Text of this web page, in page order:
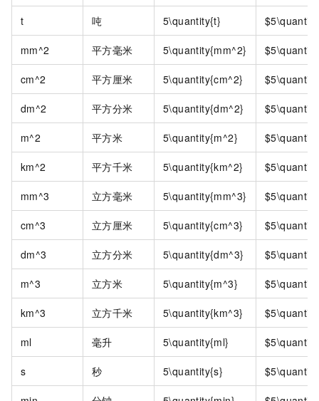
t 吨 5\quantity{t}
mm^2 平方毫米 5\quantity{mm^2}
cm^2 平方厘米 5\quantity{cm^2}
dm^2 平方分米 5\quantity{dm^2}
m^2 平方米 5\quantity{m^2}
km^2 平方千米 5\quantity{km^2}
mm^3 立方毫米 5\quantity{mm^3}
cm^3 立方厘米 5\quantity{cm^3}
dm^3 立方分米 5\quantity{dm^3}
m^3 立方米 5\quantity{m^3}
km^3 立方千米 5\quantity{km^3}
ml 毫升 5\quantity{ml}
s 秒 5\quantity{s}